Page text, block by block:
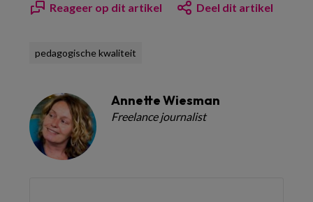
Reageer op dit artikel Deel dit artikel
pedagogische kwaliteit
Annette Wiesman
Freelance journalist